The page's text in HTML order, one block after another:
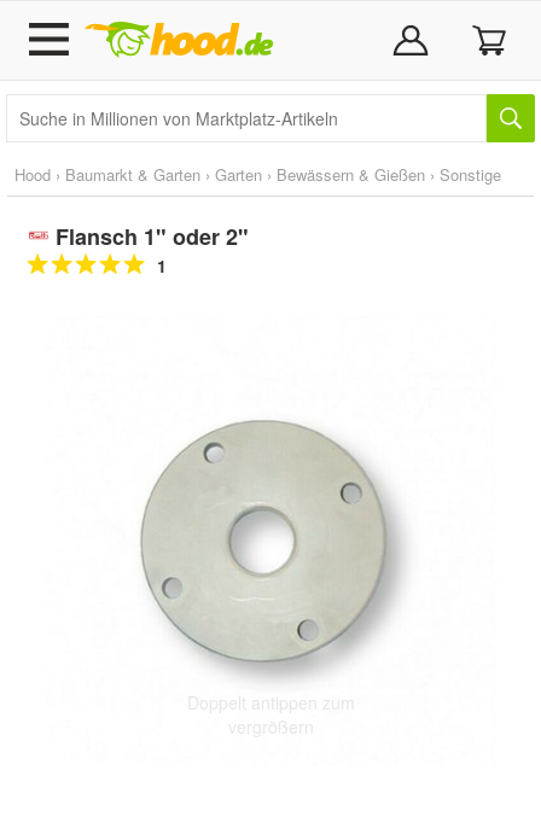
Hood › Baumarkt & Garten › Garten › Bewässern & Gießen › Sonstige
Flansch 1" oder 2"
1
Doppelt antippen zum
vergrößern